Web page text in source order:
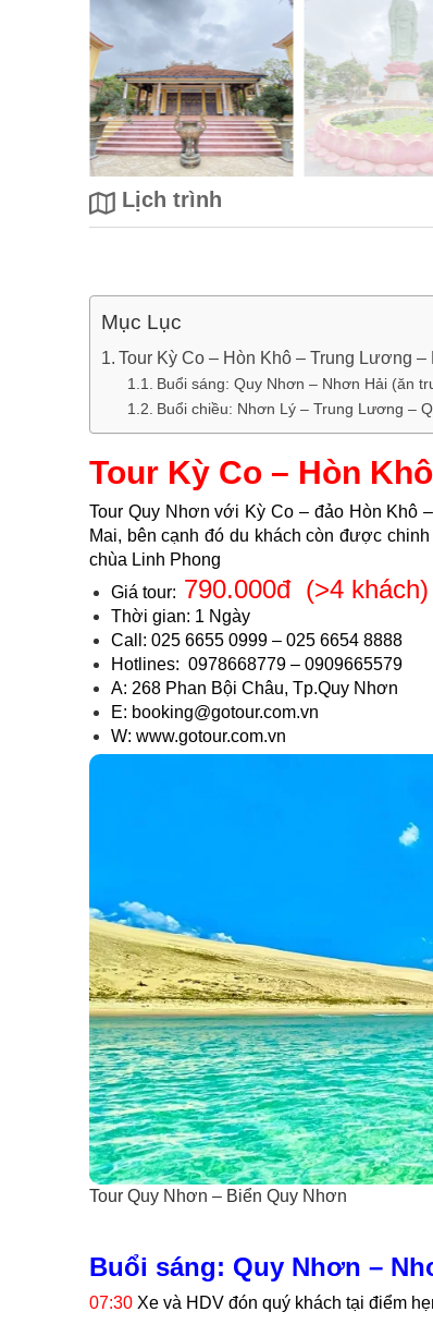
Lịch trình
Mục Lục
Tour Kỳ Co – Hòn Khô – Trung Lương
Buổi sáng: Quy Nhơn – Nhơn Hải (ăn
Buổi chiều: Nhơn Lý – Trung Lương –
Tour Kỳ Co – Hòn
Tour Quy Nhơn với Kỳ Co – đảo Hòn Khô
Mai, bên cạnh đó du khách còn được
chùa Linh Phong
Giá tour: 790.000đ (>4 khách)
Thời gian: 1 Ngày
Call: 025 6655 0999 – 025 6654 8888
Hotlines: 0978668779 – 0909665579
A: 268 Phan Bội Châu, Tp.Quy Nhơn
E: booking@gotour.com.vn
W: www.gotour.com.vn
Tour Quy Nhơn – Biển Quy Nhơn
Buổi sáng: Quy Nhơn –
07:30 Xe và HDV đón quý khách tại điểm